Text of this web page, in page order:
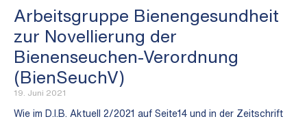
Arbeitsgruppe Bienengesundheit
zur Novellierung der
Bienenseuchen-Verordnung
(BienSeuchV)
19. Juni 2021
Wie im D.I.B. Aktuell 2/2021 auf Seite14 und in der Zeitschrift